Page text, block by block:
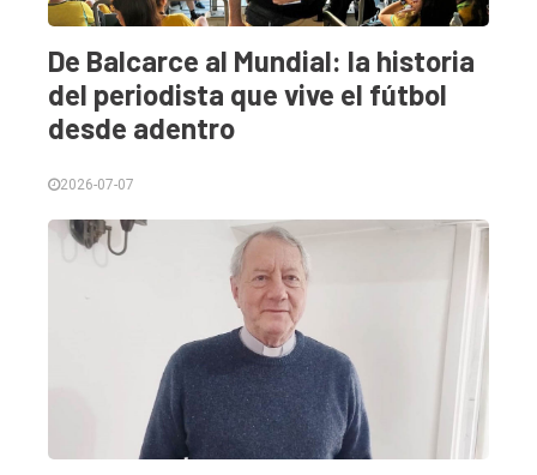
De Balcarce al Mundial: la historia
del periodista que vive el fútbol
desde adentro
2026-07-07